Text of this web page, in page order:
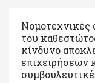
Νομοτεχνικές
του
κίνδυνο
επιχειρήσεων